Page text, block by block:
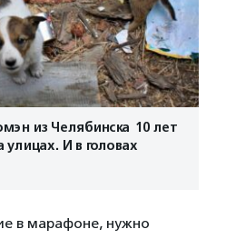
из Челябинска 10 лет
И в головах
в марафоне, нужно